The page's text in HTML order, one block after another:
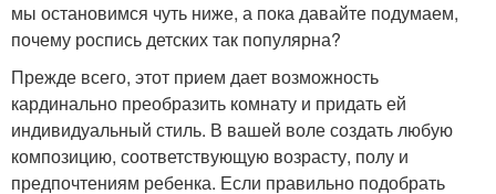
мы остановимся чуть ниже, а пока давайте подумаем,
почему роспись детских так популярна?
Прежде всего, этот прием дает возможность
кардинально преобразить комнату и придать ей
индивидуальный стиль. В вашей воле создать любую
композицию, соответствующую возрасту, полу и
предпочтениям ребенка. Если правильно подобрать